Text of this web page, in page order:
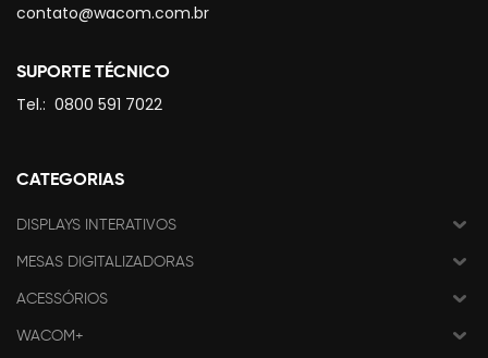
contato@wacom.com.br
SUPORTE TÉCNICO
Tel.: 0800 591 7022
CATEGORIAS
DISPLAYS INTERATIVOS
MESAS DIGITALIZADORAS
ACESSÓRIOS
WACOM+